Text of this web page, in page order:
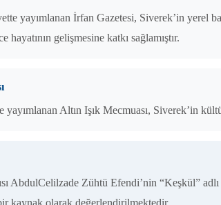
yayımlanan İrfan Gazetesi, Siverek’in yerel
hayatının gelişmesine katkı sağlamıştır.
Altın Işık Mecmuası, Siverek’in
AbdulCelilzade Zühtü Efendi’nin “Keşkül”